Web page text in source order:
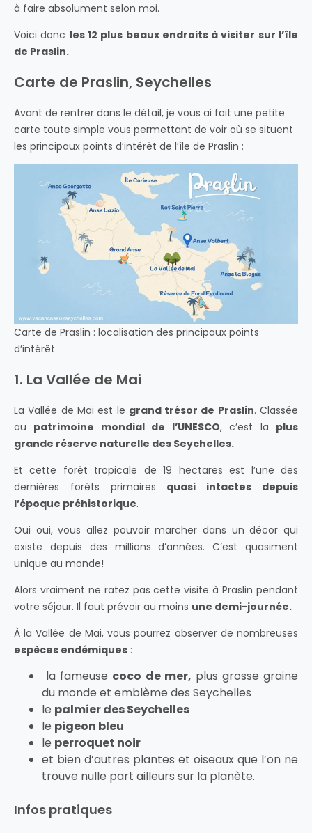
à faire absolument selon moi.
Voici donc les 12 plus beaux endroits à visiter sur l’île
de Praslin.
Carte de Praslin, Seychelles
Avant de rentrer dans le détail, je vous ai fait une petite
carte toute simple vous permettant de voir où se situent
les principaux points d’intérêt de l’île de Praslin :
Carte de Praslin : localisation des principaux points
d’intérêt
1. La Vallée de Mai
LaVallée de Mai est le grand trésor de Praslin.Classée
au patrimoine mondial de l’UNESCO, c’est la plus
grande réserve naturelle des Seychelles.
Et cette forêt tropicale de 19 hectares est l’une des
dernières forêts primaires quasi intactes depuis
l’époque préhistorique.
Oui oui, vous allez pouvoir marcher dans un décor qui
existe depuis des millions d’années. C’est quasiment
unique au monde!
Alors vraiment ne ratez pas cette visite à Praslin pendant
votre séjour. Il faut prévoir au moins une demi-journée.
À la Vallée de Mai, vous pourrez observer de nombreuses
espèces endémiques :
la fameuse coco de mer, plus grosse graine
du monde et emblème des Seychelles
le palmier des Seychelles
le pigeon bleu
le perroquet noir
et bien d’autres plantes et oiseaux que l’on ne
trouve nulle part ailleurs sur la planète.
Infos pratiques